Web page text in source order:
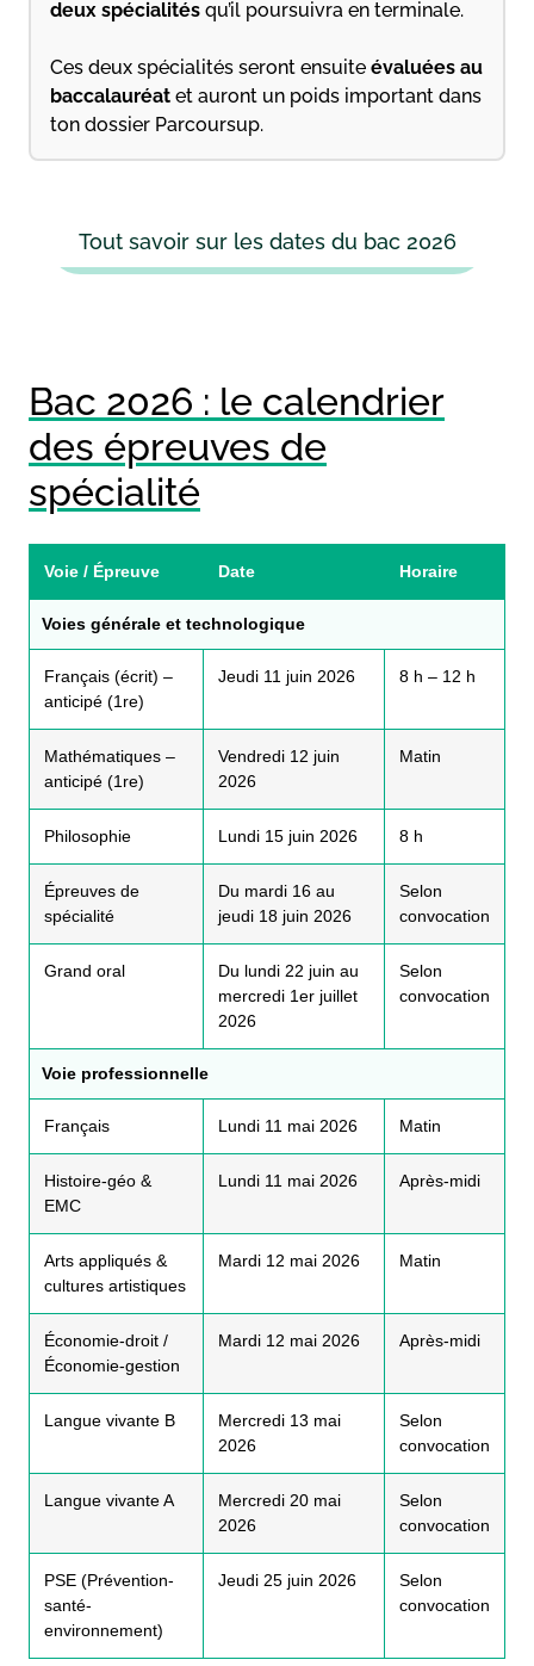
deux spécialités qu’il poursuivra en terminale.
Ces deux spécialités seront ensuite évaluées au
baccalauréat et auront un poids important dans
ton dossier Parcoursup.
Tout savoir sur les dates du bac 2026
Bac 2026 : le calendrier
des épreuves de
spécialité
Voie / Épreuve Date Horaire
Voies générale et technologique
Français (écrit) –
anticipé (1re)
Jeudi 11 juin 2026 8 h – 12 h
Mathématiques –
anticipé (1re)
Vendredi 12 juin
2026
Matin
Philosophie Lundi 15 juin 2026 8 h
Épreuves de
spécialité
Du mardi 16 au
jeudi 18 juin 2026
Selon
convocation
Grand oral
Du lundi 22 juin au
mercredi 1er juillet
2026
Selon
convocation
Voie professionnelle
Français Lundi 11 mai 2026 Matin
Histoire-géo &
EMC
Lundi 11 mai 2026 Après-midi
Arts appliqués &
cultures artistiques
Mardi 12 mai 2026 Matin
Économie-droit /
Économie-gestion
Mardi 12 mai 2026 Après-midi
Langue vivante B
Mercredi 13 mai
2026
Selon
convocation
Langue vivante A
Mercredi 20 mai
2026
Selon
convocation
PSE (Prévention-
santé-
environnement)
Jeudi 25 juin 2026
Selon
convocation